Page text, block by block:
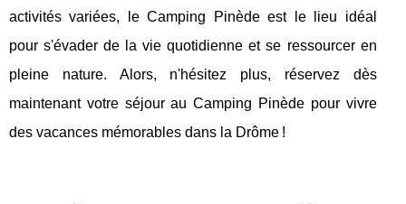
activités variées, le Camping Pinède est le lieu idéal
pour s'évader de la vie quotidienne et se ressourcer en
pleine nature. Alors, n'hésitez plus, réservez dès
maintenant votre séjour au Camping Pinède pour vivre
des vacances mémorables dans la Drôme !